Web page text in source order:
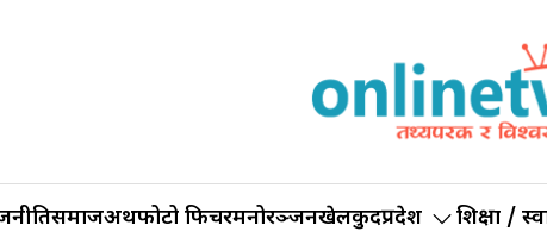
समाजअर्थफोटो फिचरमनोरञ्जनखेलकुदप्रदेश शिक्षा /